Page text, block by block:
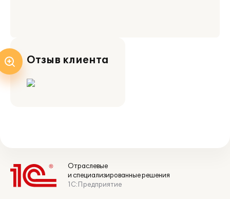
Отзыв клиента
Отраслевые
и специализированные решения
1С:Предприятие